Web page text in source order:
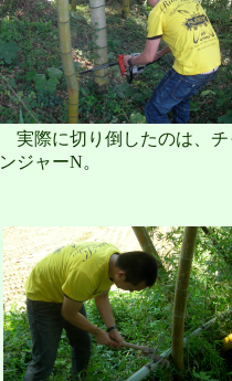
実際に切り倒したのは、チ
ンジャーN。